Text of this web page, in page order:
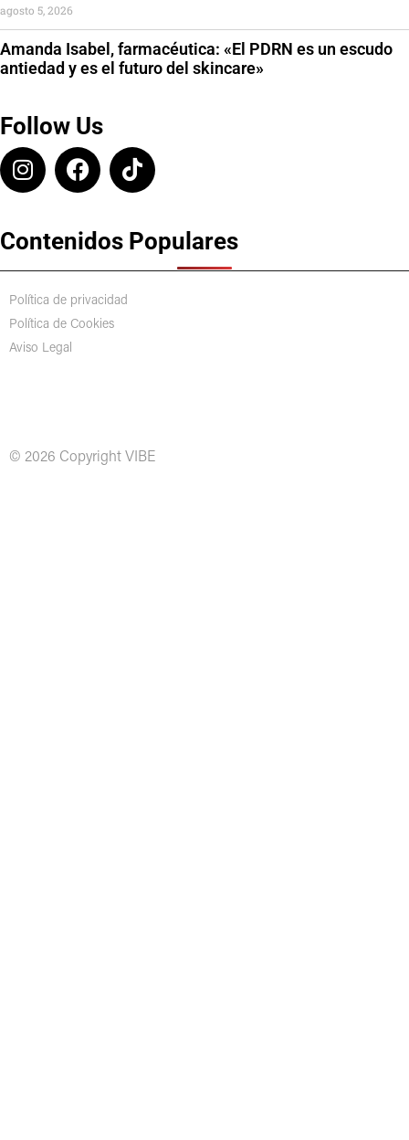
Amanda Isabel, farmacéutica: «El PDRN es un escudo
antiedad y es el futuro del skincare»
agosto 5, 2026
Follow Us
Contenidos Populares
Política de privacidad
Política de Cookies
Aviso Legal
© 2026 Copyright VIBE